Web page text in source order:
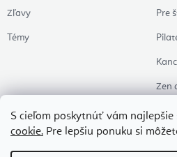
S cieľom poskytnúť vám najlepšie
cookie. Pre lepšiu ponuku si
Zľavy
Témy
Pre
Zen